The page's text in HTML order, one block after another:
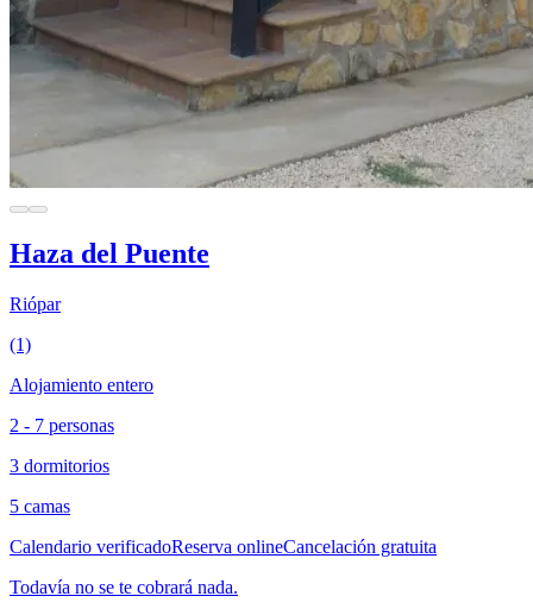
Haza del Puente
Riópar
(1)
Alojamiento entero
2 - 7 personas
3 dormitorios
5 camas
Calendario verificadoReserva onlineCancelación gratuita
Todavía no se te cobrará nada.